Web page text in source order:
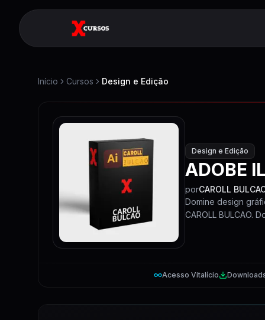
Início Cursos Design e Edição
Design e Edição
ADOBE
porCAROLL
Domine design
CAROLL BULCAO.
Acesso Vitalício